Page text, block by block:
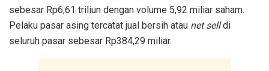
sebesar Rp6,61 triliun dengan volume 5,92 miliar saham.
Pelaku pasar asing tercatat jual bersih atau net selldi
seluruh pasar sebesar Rp384,29 miliar.